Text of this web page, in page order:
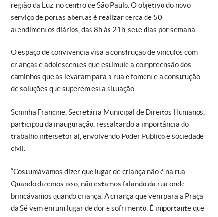
região da Luz, no centro de São Paulo. O objetivo do novo
serviço de portas abertas é realizar cerca de 50
atendimentos diários, das 8h às 21h, sete dias por semana.
O espaço de convivência visa a construção de vínculos com
crianças e adolescentes que estimule a compreensão dos
caminhos que as levaram para a rua e fomente a construção
de soluções que superem esta situação.
Soninha Francine, Secretária Municipal de Direitos Humanos,
participou da inauguração, ressaltando a importância do
trabalho intersetorial, envolvendo Poder Público e sociedade
civil.
“Costumávamos dizer que lugar de criança não é na rua.
Quando dizemos isso, não estamos falando da rua onde
brincávamos quando criança. A criança que vem para a Praça
da Sé vem em um lugar de dor e sofrimento. É importante que